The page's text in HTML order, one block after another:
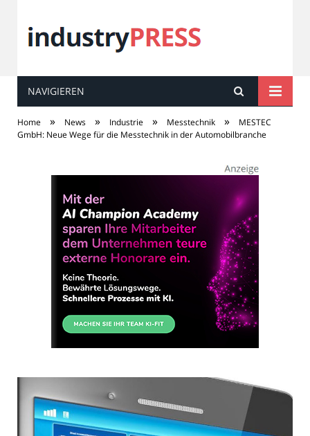
industryPRESS
NAVIGIEREN
Home » News » Industrie » Messtechnik »
MESTEC
GmbH: Neue Wege für die Messtechnik in der Automobilbranche